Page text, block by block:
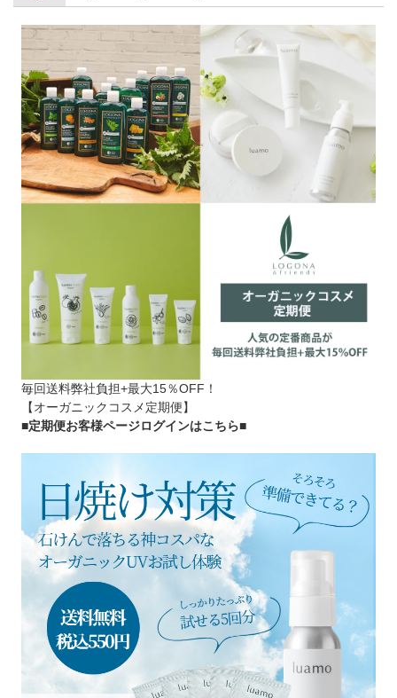
毎回送料弊社負担+最大15％OFF！
【オーガニックコスメ定期便】
■定期便お客様ページログインはこちら■